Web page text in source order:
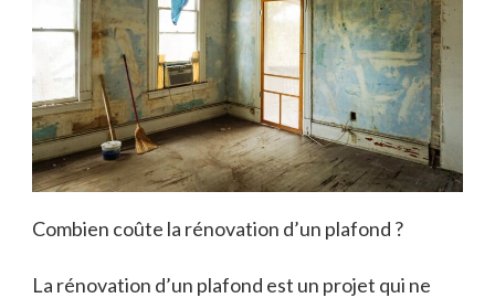
Combien coûte la rénovation d’un plafond ?
La rénovation d’un plafond est un projet qui ne